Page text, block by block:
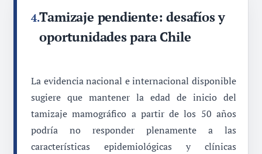
4.Tamizaje pendiente: desafíos y
oportunidades para Chile
La evidencia nacional e internacional disponible
sugiere que mantener la edad de inicio del
tamizaje mamográfico a partir de los 50 años
podría no responder plenamente a las
características epidemiológicas y clínicas